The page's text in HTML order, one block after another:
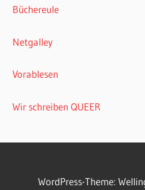
Büchereule
Netgalley
Vorablesen
Wir schreiben QUEER
WordPress-Theme: